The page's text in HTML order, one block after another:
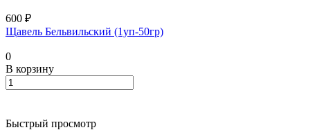
600 ₽
Щавель Бельвильский (1уп-50гр)
0
В корзину
Быстрый просмотр